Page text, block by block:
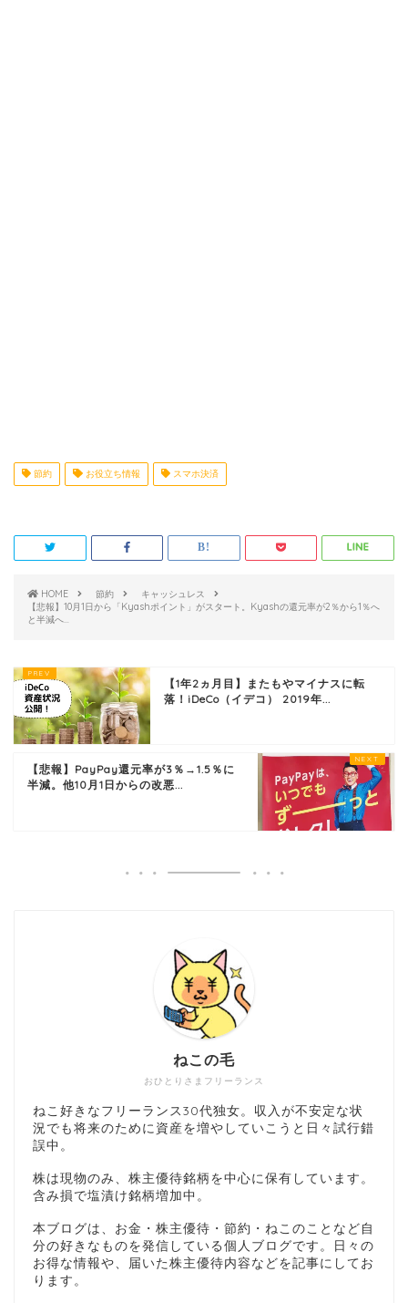
節約 お役立ち情報 スマホ決済
HOME 節約
キャッシュレス
【悲報】10月1日から「Kyashポイント」がスタート。Kyashの還元率が2％から1％へ
と半減へ…
【1年2ヵ月目】またもやマイナスに転
落！iDeCo（イデコ） 2019年...
【悲報】PayPay還元率が3％→1.5％に
半減。他10月1日からの改悪...
おひとりさまフリーランス
ねこの毛
ねこ好きなフリーランス30代独女。収入が不安定な状
況でも将来のために資産を増やしていこうと日々試行錯
誤中。
株は現物のみ、株主優待銘柄を中心に保有しています。
含み損で塩漬け銘柄増加中。
本ブログは、お金・株主優待・節約・ねこのことなど自
分の好きなものを発信している個人ブログです。日々の
お得な情報や、届いた株主優待内容などを記事にしてお
ります。